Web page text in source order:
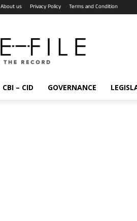
About us Privacy Policy Terms and Condition
CBI – CID GOVERNANCE